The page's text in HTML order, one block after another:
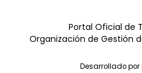
Portal Oficial de
Organización de Gestión
Desarrollado por